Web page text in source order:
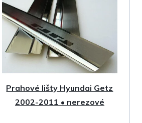
Prahové lišty Hyundai Getz
2002-2011 • nerezové